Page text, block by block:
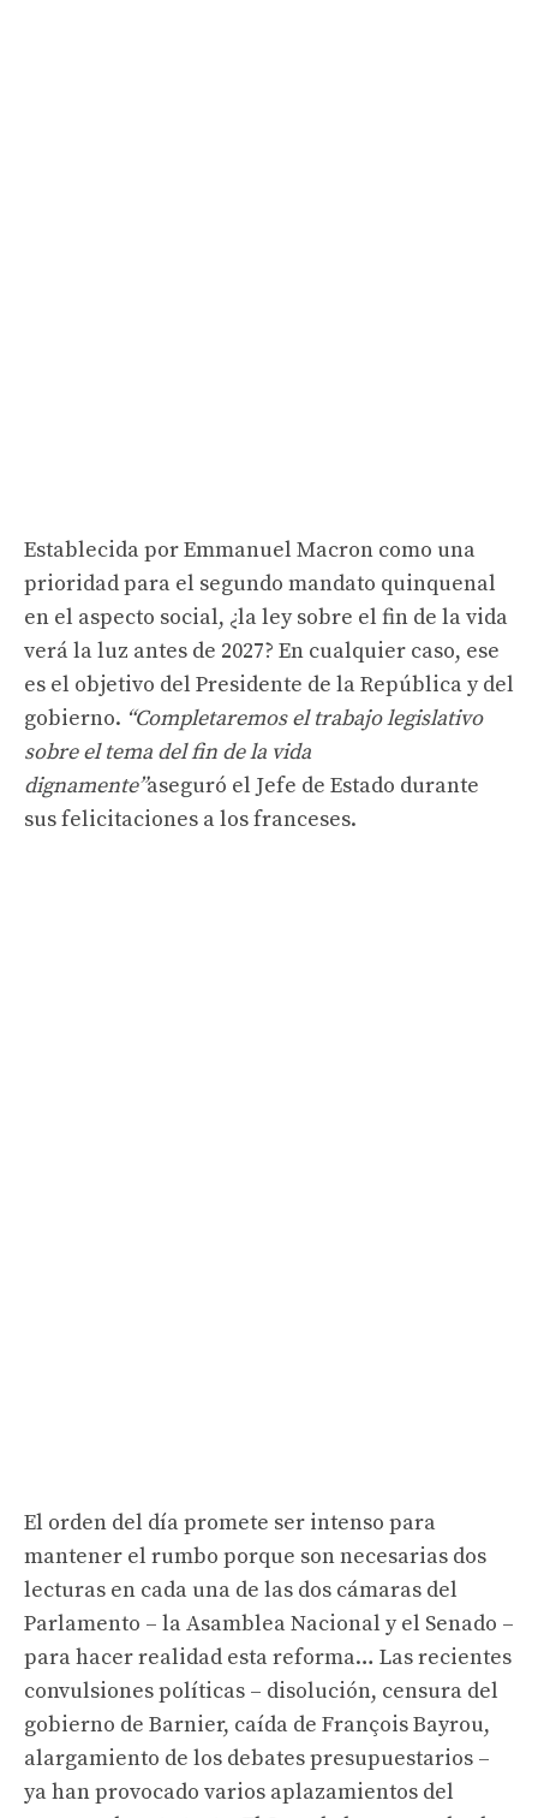
Establecida por Emmanuel Macron como una
prioridad para el segundo mandato quinquenal
en el aspecto social, ¿la ley sobre el fin de la vida
verá la luz antes de 2027? En cualquier caso, ese
es el objetivo del Presidente de la República y del
gobierno. “Completaremos el trabajo legislativo
sobre el tema del fin de la vida
dignamente”aseguró el Jefe de Estado durante
sus felicitaciones a los franceses.
El orden del día promete ser intenso para
mantener el rumbo porque son necesarias dos
lecturas en cada una de las dos cámaras del
Parlamento – la Asamblea Nacional y el Senado –
para hacer realidad esta reforma… Las recientes
convulsiones políticas – disolución, censura del
gobierno de Barnier, caída de François Bayrou,
alargamiento de los debates presupuestarios –
ya han provocado varios aplazamientos del